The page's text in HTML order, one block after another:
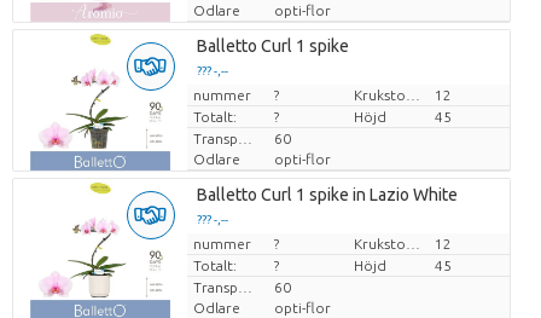
Odlare
opti-flor
Balletto Curl 1 spike
??? -,--
Pris per enhet
nummer ?
12
Totalt:
? Höjd
45
60
Odlare
opti-flor
Balletto Curl 1 spike in Lazio White
??? -,--
Pris per enhet
nummer ?
12
Totalt:
? Höjd
45
60
Odlare
opti-flor